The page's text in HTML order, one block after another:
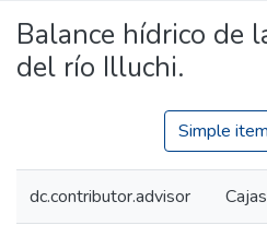
Balance hídrico de
del río Illuchi.
Simple
dc.contributor.advisor